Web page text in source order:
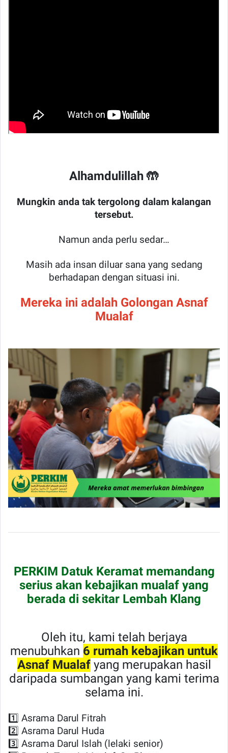
Alhamdulillah 🤲
Mungkin anda tak tergolong dalam kalangan
tersebut.
Namun anda perlu sedar…
Masih ada insan diluar sana yang sedang
berhadapan dengan situasi ini.
Mereka ini adalah Golongan Asnaf
Mualaf
PERKIM Datuk Keramat memandang
serius akan kebajikan mualaf yang
berada di sekitar Lembah Klang
Oleh itu, kami telah berjaya
menubuhkan 6 rumah kebajikan untuk
Asnaf Mualafyang merupakan hasil
daripada sumbangan yang kami terima
selama ini.
1️⃣ Asrama Darul Fitrah
2️⃣ Asrama Darul Huda
3️⃣ Asrama Darul Islah (lelaki senior)